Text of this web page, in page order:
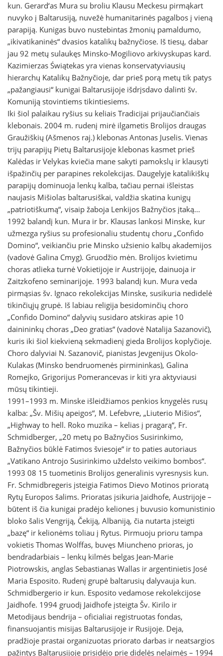
kun. Gerard‘as Mura su broliu Klausu Meckesu pirmąkart
nuvyko į Baltarusiją, nuvežė humanitarinės pagalbos į vieną
parapiją. Kunigas buvo nustebintas žmonių pamaldumo,
„ikivatikaninės“ dvasios katalikų bažnyčiose. Iš tiesų, dabar
jau 92 metų sulaukęs Minsko-Mogiliovo arkivyskupas kard.
Kazimierzas Świątekas yra vienas konservatyviausių
hierarchų Katalikų Bažnyčioje, dar prieš porą metų tik patys
„pažangiausi“ kunigai Baltarusijoje išdrįsdavo dalinti šv.
Komuniją stovintiems tikintiesiems.
Iki šiol palaikau ryšius su keliais Tradicijai prijaučiančiais
klebonais. 2004 m. rudenį mirė ilgametis Brolijos draugas
Graužiškių (Ašmenos raj.) klebonas Antonas Juselis. Vienas
trijų parapijų Pietų Baltarusijoje klebonas kasmet prieš
Kalėdas ir Velykas kviečia mane sakyti pamokslų ir klausyti
išpažinčių per parapines rekolekcijas. Daugelyje katalikiškų
parapijų dominuoja lenkų kalba, tačiau pernai išleistas
naujasis Mišiolas baltarusiškai, valdžia skatina kunigų
„patriotiškumą“, visaip žaboja Lenkijos Bažnyčios įtaką...
1992 balandį kun. Mura ir br. Klausas lankosi Minske, kur
užmezga ryšius su profesionaliu studentų choru „Confido
Domino“, veikiančiu prie Minsko užsienio kalbų akademijos
(vadovė Galina Cmyg). Gruodžio mėn. Brolijos kvietimu
choras atlieka turnė Vokietijoje ir Austrijoje, dainuoja ir
Zaitzkofeno seminarijoje. 1993 balandį kun. Mura veda
pirmąsias šv. Ignaco rekolekcijas Minske, susikuria nedidelė
tikinčiųjų grupė. Iš labiau religija besidominčių choro
„Confido Domino“ dalyvių susidaro atskiras apie 10
dainininkų choras „Deo gratias“ (vadovė Natalija Sazanovič),
kuris iki šiol kiekvieną sekmadienį gieda Brolijos koplyčioje.
Choro dalyviai N. Sazanovič, pianistas Jevgenijus Okolo-
Kulakas (Minsko bendruomenės pirmininkas), Galina
Romejko, Grigorijus Pomerancevas ir kiti yra aktyviausi
mūsų tikintieji.
1991–1993 m. Minske išleidžiamos penkios knygelės rusų
kalba: „Šv. Mišių apeigos“, M. Lefebvre, „Liuterio Mišios“,
„Highway to hell. Roko muzika – kelias į pragarą“, Fr.
Schmidberger, „20 metų po Bažnyčios Susirinkimo,
Bažnyčios būklė Fatimos šviesoje“ ir to paties autoriaus
„Vatikano Antrojo Susirinkimo uždelsto veikimo bombos“.
1993 08 15 tuometinis Brolijos generalinis vyresnysis kun.
Fr. Schmidbregeris įsteigia Fatimos Dievo Motinos prioratą
Rytų Europos šalims. Prioratas įsikuria Jaidhofe, Austrijoje –
būtent iš čia kunigai pradėjo keliones į buvusio komunistinio
bloko šalis Vengriją, Čekiją, Albaniją, čia nutarta įsteigti
„bazę“ ir kelionėms toliau į Rytus. Pirmuoju prioru tampa
vokietis Thomas Wolffas, buvęs Miuncheno prioras, jo
bendradarbiais – lenkų kilmės belgas Jean-Marie
Piotrowskis, anglas Sebastianas Wallas ir argentinietis José
Maria Esposito. Rudenį grupė baltarusių dalyvauja kun.
Schmidbergerio ir kun. Esposito vedamose rekolekcijose
Jaidhofe. 1994 gruodį Jaidhofe įsteigta Šv. Kirilo ir
Metodijaus bendrija – oficialiai registruotas fondas,
finansuojantis misijas Baltarusijoje ir Rusijoje. Deja,
pradžioje prastai organizuotas priorato darbas ir neatsargios
pažintys Baltarusijoje prisidėjo prie didelės nelaimės – 1994